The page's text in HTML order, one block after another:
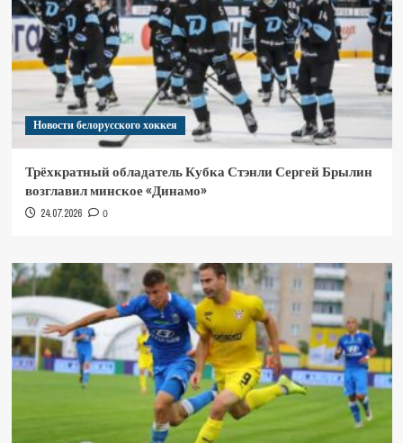
Новости белорусского хоккея
Трёхкратный обладатель Кубка Стэнли Сергей Брылин
возглавил минское «Динамо»
24.07.2026 0